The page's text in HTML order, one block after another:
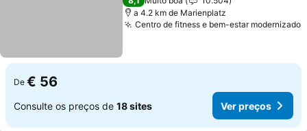
a 4.2 km de Marienplatz
Centro de fitness e bem-estar modernizado
De € 56
Consulte os preços de 18 sites Ver preços